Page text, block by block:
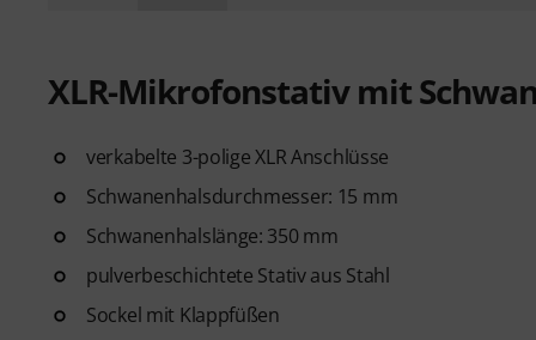
XLR-Mikrofonstativ mit
verkabelte 3-polige XLR Anschlüsse
Schwanenhalsdurchmesser: 15 mm
Schwanenhalslänge: 350 mm
pulverbeschichtete Stativ aus Stahl
Sockel mit Klappfüßen